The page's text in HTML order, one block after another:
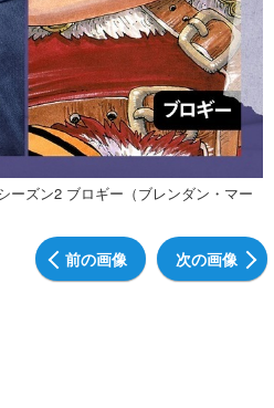
ーズン2 ブロギー（ブレンダン・マー
前の画像 次の画像